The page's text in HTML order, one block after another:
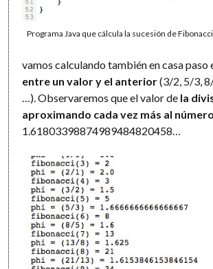
Programa Java que cálcula la sucesión de
vamos calculando también en casa paso
entre un valor y el anterior(3/2, 5/3,
…). Observaremos que el valor de la
aproximando cada vez más al
1.61803398874989484820458…